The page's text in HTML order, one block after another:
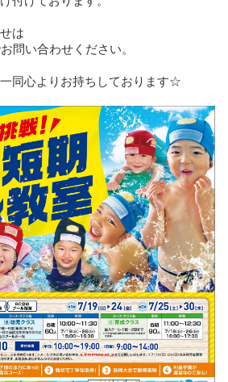
は
問い合わせください。
同心よりお持ちしております☆